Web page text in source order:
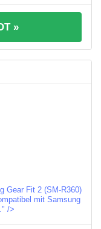
»
Gear Fit 2 (SM-R360)
mit Samsung
/>